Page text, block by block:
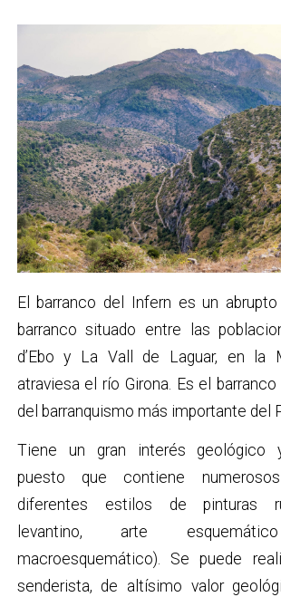
El barranco del Infern es un
barranco situado entre las
d’Ebo y La Vall de Laguar, en la
atraviesa el río Girona. Es el
del barranquismo más importante del
Tiene un gran interés geológico
puesto que contiene
diferentes estilos de pinturas
levantino, arte
macroesquemático). Se puede
senderista, de altísimo valor